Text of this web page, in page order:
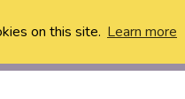
on this site. Learn more